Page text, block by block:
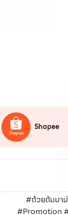
Shopee
#ถ้วยต้มมา
#Promotion